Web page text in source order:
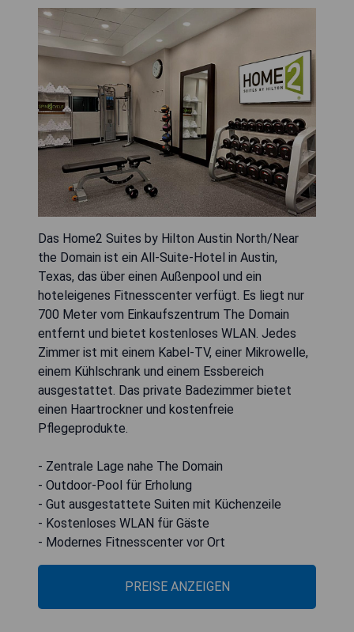
Das Home2 Suites by Hilton Austin North/Near
the Domain ist ein All-Suite-Hotel in Austin,
Texas, das über einen Außenpool und ein
hoteleigenes Fitnesscenter verfügt. Es liegt nur
700 Meter vom Einkaufszentrum The Domain
entfernt und bietet kostenloses WLAN. Jedes
Zimmer ist mit einem Kabel-TV, einer Mikrowelle,
einem Kühlschrank und einem Essbereich
ausgestattet. Das private Badezimmer bietet
einen Haartrockner und kostenfreie
Pflegeprodukte.
- Zentrale Lage nahe The Domain
- Outdoor-Pool für Erholung
- Gut ausgestattete Suiten mit Küchenzeile
- Kostenloses WLAN für Gäste
- Modernes Fitnesscenter vor Ort
PREISE ANZEIGEN